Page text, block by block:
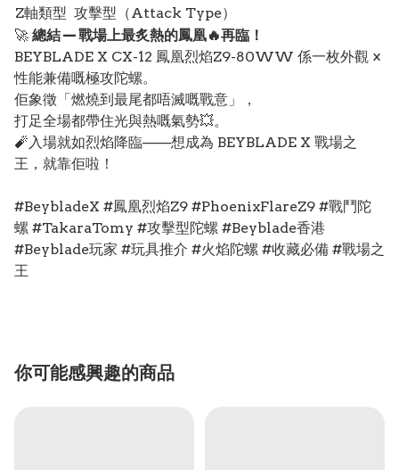
Z軸類型 攻擊型（Attack Type）
🚀 總結 — 戰場上最炙熱的鳳凰🔥再臨！
BEYBLADE X CX-12 鳳凰烈焰Z9-80WW 係一枚外觀 ×
性能兼備嘅極攻陀螺。
佢象徵「燃燒到最尾都唔滅嘅戰意」，
打足全場都帶住光與熱嘅氣勢💥。
🧨入場就如烈焰降臨——想成為 BEYBLADE X 戰場之
王，就靠佢啦！
#BeybladeX #鳳凰烈焰Z9 #PhoenixFlareZ9 #戰鬥陀
螺 #TakaraTomy #攻擊型陀螺 #Beyblade香港
#Beyblade玩家 #玩具推介 #火焰陀螺 #收藏必備 #戰場之
王
你可能感興趣的商品